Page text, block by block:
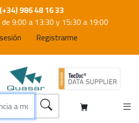
(+34) 986 48 16 33
9:00 a 13:30 y 15:30 a 19:00
Registrarme